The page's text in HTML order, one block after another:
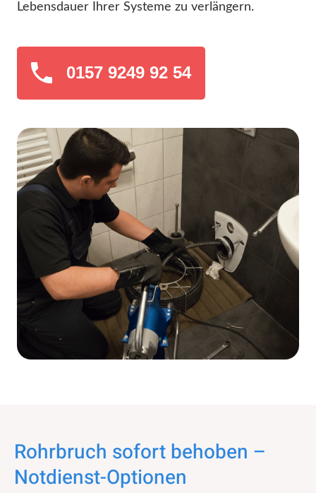
Lebensdauer Ihrer Systeme zu verlängern.
0157 9249 92 54
Rohrbruch sofort behoben –
Notdienst-Optionen